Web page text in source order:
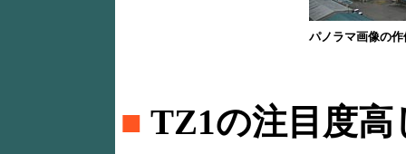
パノラマ画像の
■ TZ1の注目度高